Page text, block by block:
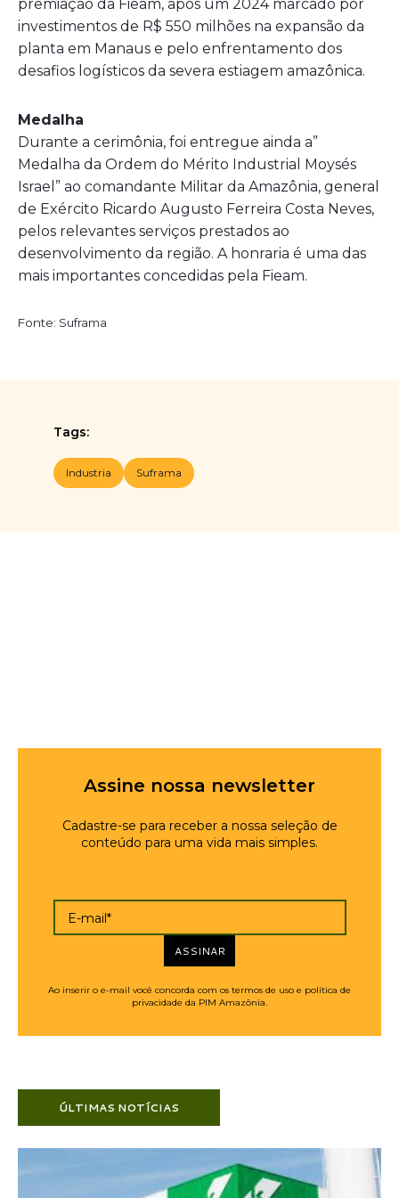
premiação da Fieam, após um 2024 marcado por
investimentos de R$ 550 milhões na expansão da
planta em Manaus e pelo enfrentamento dos
desafios logísticos da severa estiagem amazônica.
Medalha
Durante a cerimônia, foi entregue ainda a”
Medalha da Ordem do Mérito Industrial Moysés
Israel” ao comandante Militar da Amazônia, general
de Exército Ricardo Augusto Ferreira Costa Neves,
pelos relevantes serviços prestados ao
desenvolvimento da região. A honraria é uma das
mais importantes concedidas pela Fieam.
Fonte: Suframa
Tags:
Industria Suframa
Assine nossa newsletter
Cadastre-se para receber a nossa seleção de
conteúdo para uma vida mais simples.
E-mail*
ASSINAR
Ao inserir o e-mail você concorda com os termos de uso e política de
privacidade da PIM Amazônia.
ÚLTIMAS NOTÍCIAS